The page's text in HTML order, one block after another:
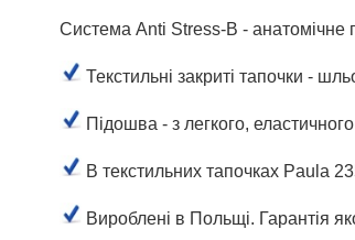
Система Anti Stress-B - анатомічне
Текстильні закриті тапочки -
Підошва - з легкого,
В текстильних тапочках Paula
Вироблені в Польщі. Гарантія